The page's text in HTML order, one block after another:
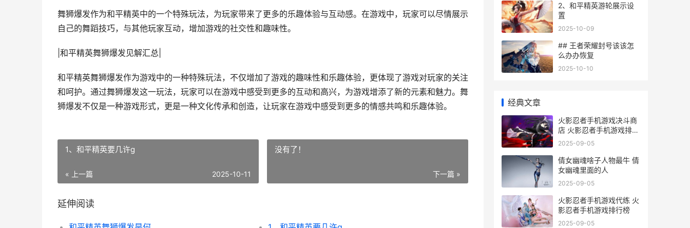
舞狮爆发作为和平精英中的一个特殊玩法，为玩家带来了更多的乐趣体验与互动感。在游戏中，玩家可以尽情展示
自己的舞蹈技巧，与其他玩家互动，增加游戏的社交性和趣味性。
|和平精英舞狮爆发见解汇总|
和平精英舞狮爆发作为游戏中的一种特殊玩法，不仅增加了游戏的趣味性和乐趣体验，更体现了游戏对玩家的关注
和呵护。通过舞狮爆发这一玩法，玩家可以在游戏中感受到更多的互动和高兴，为游戏增添了新的元素和魅力。舞
狮爆发不仅是一种游戏形式，更是一种文化传承和创造，让玩家在游戏中感受到更多的情感共鸣和乐趣体验。
1、和平精英要几许g
« 上一篇 2025-10-11
没有了！
下一篇 »
延伸阅读
2、和平精英游轮展示设
置
2025-10-09
## 王者荣耀封号该该怎
么办办恢复
2025-10-10
经典文章
火影忍者手机游戏决斗商
店 火影忍者手机游戏排行
榜
2025-09-05
倩女幽魂啥子人物最牛 倩
女幽魂里面的人
2025-09-05
火影忍者手机游戏代练 火
影忍者手机游戏排行榜
2025-09-05